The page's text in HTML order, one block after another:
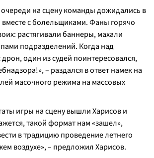
очереди на сцену команды дожидались в
вместе с болельщиками. Фаны горячо
растягивали баннеры, махали
подразделений. Когда над
один из судей поинтересовался,
– раздался в ответ намек на
масочного режима на массовых
игры на сцену вышли Харисов и
такой формат нам «зашел»,
в традицию проведение летнего
воздухе», – предложил Харисов.